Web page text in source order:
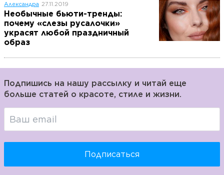
Александра 27.11.2019
Необычные бьюти-тренды:
почему «слезы русалочки»
украсят любой праздничный
образ
Подпишись на нашу рассылку и читай еще
больше статей о красоте, стиле и жизни.
Подписаться